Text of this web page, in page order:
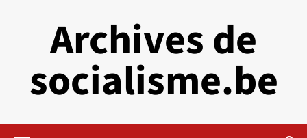
Archives de
socialisme.be